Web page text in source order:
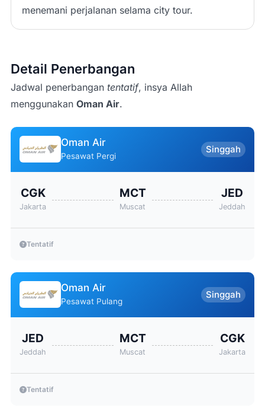
menemani perjalanan selama city tour.
Detail Penerbangan
Jadwal penerbangan tentatif, insya Allah
menggunakan Oman Air.
Oman Air
Pesawat Pergi
Singgah
CGK
Jakarta
MCT
Muscat
JED
Jeddah
Tentatif
Oman Air
Pesawat Pulang
Singgah
JED
Jeddah
MCT
Muscat
CGK
Jakarta
Tentatif